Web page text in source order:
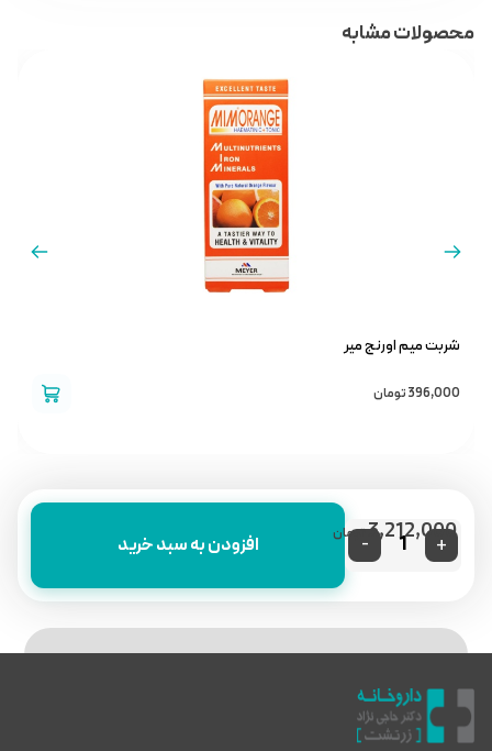
محصولات مشابه
شربت میم اورنج میر
396,000تومان
- + افزودن به سبد خرید 3,212,000تومان